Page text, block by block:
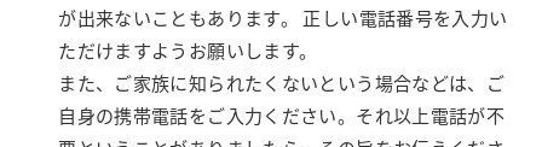
が出来ないこともあります。 正しい電話番号を入力い
ただけますようお願いします。
また、ご家族に知られたくないという場合などは、ご
自身の携帯電話をご入力ください。それ以上電話が不